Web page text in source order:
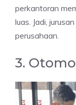
perkantoran
luas. Jadi,
perusahaan.
3.